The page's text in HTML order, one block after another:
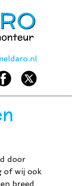
door
of wij ook
breed